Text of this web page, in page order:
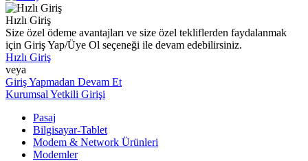
Hızlı Giriş
Size özel ödeme avantajları ve size özel tekliflerden faydalanmak
için Giriş Yap/Üye Ol seçeneği ile devam edebilirsiniz.
Hızlı Giriş
veya
Giriş Yapmadan Devam Et
Kurumsal Yetkili Girişi
Pasaj
Bilgisayar-Tablet
Modem & Network Ürünleri
Modemler